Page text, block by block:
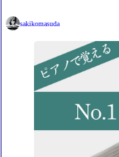
sakikomasuda